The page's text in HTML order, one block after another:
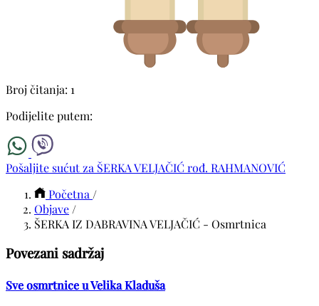
Broj čitanja: 1
Podijelite putem:
Pošaljite sućut za ŠERKA VELJAČIĆ rođ. RAHMANOVIĆ
Početna /
Objave /
ŠERKA IZ DABRAVINA VELJAČIĆ - Osmrtnica
Povezani sadržaj
Sve osmrtnice u Velika Kladuša